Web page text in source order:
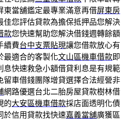
東當舖鑑定最專業滿意再借屏東房
佳您評估貸款為擔保抵押品您解決
款您快速幫助您解決借錢週轉餘額
續費台中支票貼現讓您借款放心有
最適合的客製化文山區機車借款即
息快速救急小額借貸利息是有規範
留車借錢團隊增貸選擇合法經營非
網路優選台北二胎房屋貸款樹林借
的大安區機車借款採店面透明化債
於信用貸款找快速嘉義當舖廣獲區